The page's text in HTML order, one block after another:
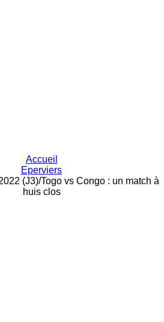
Accueil
Eperviers
(J3)/Togo vs Congo : un match à
huis clos